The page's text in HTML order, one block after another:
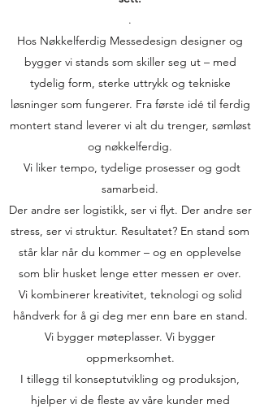
.
Hos Nøkkelferdig Messedesign designer og
bygger vi stands som skiller seg ut – med
tydelig form, sterke uttrykk og tekniske
løsninger som fungerer. Fra første idé til ferdig
montert stand leverer vi alt du trenger, sømløst
og nøkkelferdig.
Vi liker tempo, tydelige prosesser og godt
samarbeid.
Der andre ser logistikk, ser vi flyt. Der andre ser
stress, ser vi struktur. Resultatet? En stand som
står klar når du kommer – og en opplevelse
som blir husket lenge etter messen er over.
Vi kombinerer kreativitet, teknologi og solid
håndverk for å gi deg mer enn bare en stand.
Vi bygger møteplasser. Vi bygger
oppmerksomhet.
I tillegg til konseptutvikling og produksjon,
hjelper vi de fleste av våre kunder med